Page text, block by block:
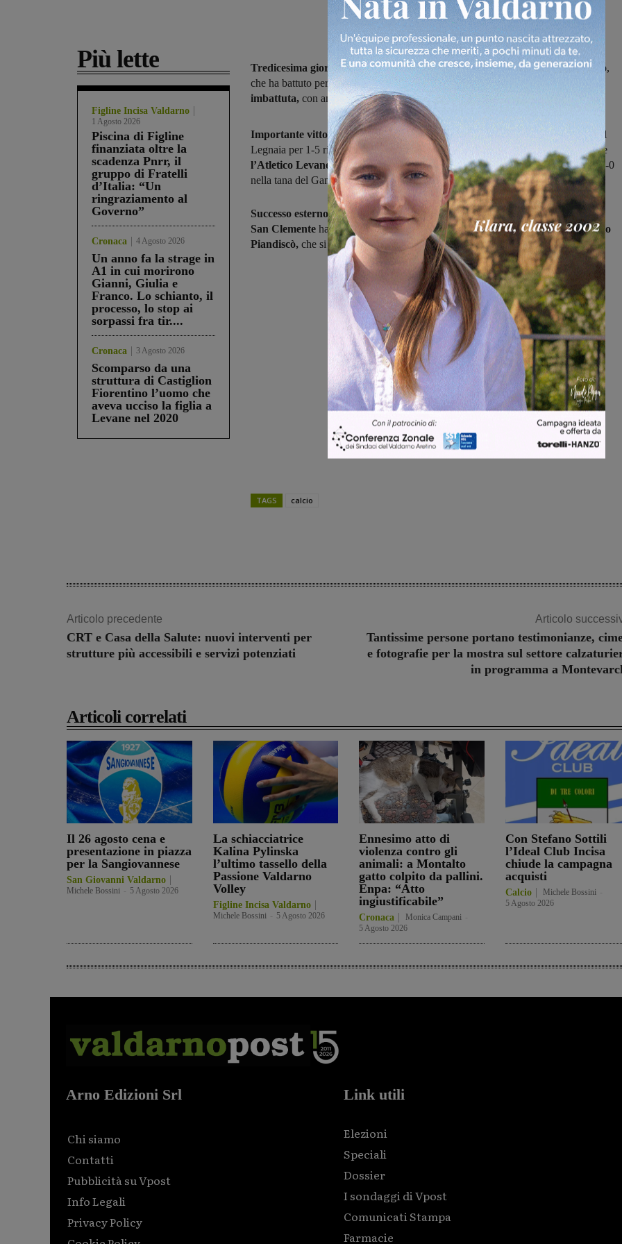
Più lette
Figline Incisa Valdarno
1 Agosto 2026
Piscina di Figline
finanziata oltre la
scadenza Pnrr, il
gruppo di Fratelli
d’Italia: “Un
ringraziamento al
Governo”
Cronaca 4 Agosto 2026
Un anno fa la strage in
A1 in cui morirono
Gianni, Giulia e
Franco. Lo schianto, il
processo, lo stop ai
sorpassi fra tir....
Cronaca 3 Agosto 2026
Scomparso da una
struttura di Castiglion
Fiorentino l’uomo che
aveva ucciso la figlia a
Levane nel 2020
Tredicesima giornatadi campionato e ancora una vittoria per laResco Reggello,
che ha battuto per 0-2 il Galluzzo, restandoin testa alla classifica da sola e
imbattuta, con ampio margine sulle inseguitrici.
Importante vittoria quella conseguita dall’Ideal Club Incisa,
che ha travolto il
Legnaia per 1-5 rientrando in lizza per un posto nei play-off mettendosi alle spalle
l’Atletico Levane Leona2-2 con la Sancascianese e la Castelnuovese,battuta 2-0
nella tana del Gambassi
Successo esterno prezioso nei bassifondi per l’Ambra1-2 sul Chianti Nord; il
San Clemente ha battuto 2-1 lo Sporting Arno e lasciato da solo in coda ilVaggio
Piandiscò, che si inchinato 0-3 al Barberino Tavarnelle.
TAGS calcio
Articolo precedente
CRT e Casa della Salute: nuovi interventi per
strutture più accessibili e servizi potenziati
Articolo
Tantissime persone portano testimonianze,
e fotografie per la mostra sul settore
in programma a
Articoli correlati
Il 26 agosto cena e
presentazione in piazza
per la Sangiovannese
San Giovanni Valdarno
Michele Bossini 5 Agosto 2026
La schiacciatrice
Kalina Pylinska
l’ultimo tassello della
Passione Valdarno
Volley
Figline Incisa Valdarno
Michele Bossini 5 Agosto 2026
Ennesimo atto di
violenza contro gli
animali: a Montalto
gatto colpito da pallini.
Enpa: “Atto
ingiustificabile”
Cronaca Monica Campani
5 Agosto 2026
Con Stefano Sottili
l’Ideal Club Incisa
chiude la campagna
acquisti
Calcio Michele Bossini
5 Agosto 2026
Arno Edizioni Srl
Chi siamo
Contatti
Pubblicità su Vpost
Info Legali
Privacy Policy
Link utili
Elezioni
Speciali
Dossier
I sondaggi di Vpost
Comunicati Stampa
Farmacie